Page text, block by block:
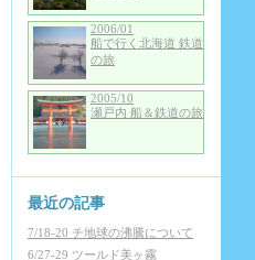
2006/01
船で行く北海道 鉄道
の旅
2005/10
瀬戸内 船＆鉄道の旅
最近の記事
7/18-20 チ地球の沸騰について
6/27-29 ツールド美ヶ霧